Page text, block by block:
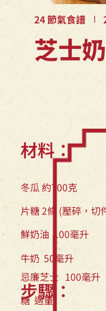
24 節氣食譜
芝士
材料：
冬瓜 約700克
片糖 2條 (壓碎，切
鮮奶油 100毫升
牛奶 50毫升
步驟：